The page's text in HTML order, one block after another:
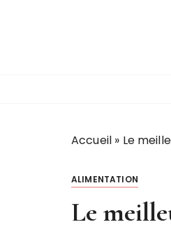
Accueil » Le
ALIMENTATION
Le